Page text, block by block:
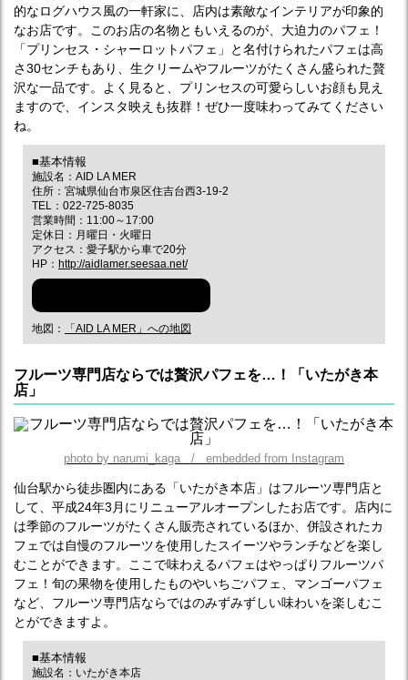
的なログハウス風の一軒家に、店内は素敵なインテリアが印象的
なお店です。このお店の名物ともいえるのが、大迫力のパフェ！
「プリンセス・シャーロットパフェ」と名付けられたパフェは高
さ30センチもあり、生クリームやフルーツがたくさん盛られた贅
沢な一品です。よく見ると、プリンセスの可愛らしいお顔も見え
ますので、インスタ映えも抜群！ぜひ一度味わってみてください
ね。
■基本情報
施設名：AID LA MER
住所：宮城県仙台市泉区住吉台西3-19-2
TEL：022-725-8035
営業時間：11:00～17:00
定休日：月曜日・火曜日
アクセス：愛子駅から車で20分
HP： http://aidlamer.seesaa.net/
地図： 「AID LA MER」への地図
フルーツ専門店ならでは贅沢パフェを…！「いたがき本
店」
photo by narumi_kaga / embedded from Instagram
仙台駅から徒歩圏内にある「いたがき本店」はフルーツ専門店と
して、平成24年3月にリニューアルオープンしたお店です。店内に
は季節のフルーツがたくさん販売されているほか、併設されたカ
フェでは自慢のフルーツを使用したスイーツやランチなどを楽し
むことができます。ここで味わえるパフェはやっぱりフルーツパ
フェ！旬の果物を使用したものやいちごパフェ、マンゴーパフェ
など、フルーツ専門店ならではのみずみずしい味わいを楽しむこ
とができますよ。
■基本情報
施設名：いたがき本店